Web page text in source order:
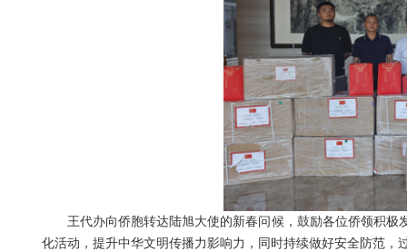
王代办向侨胞转达陆旭大使的新春问候，鼓励各位侨领积
化活动，提升中华文明传播力影响力，同时持续做好安全防范，